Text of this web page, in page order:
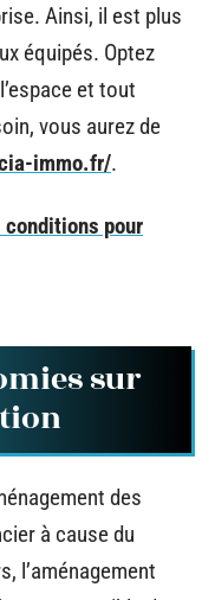
Ainsi, il est plus
équipés. Optez
et tout
vous aurez de
immo.fr/.
pour
sur
des
à cause du
l’aménagement